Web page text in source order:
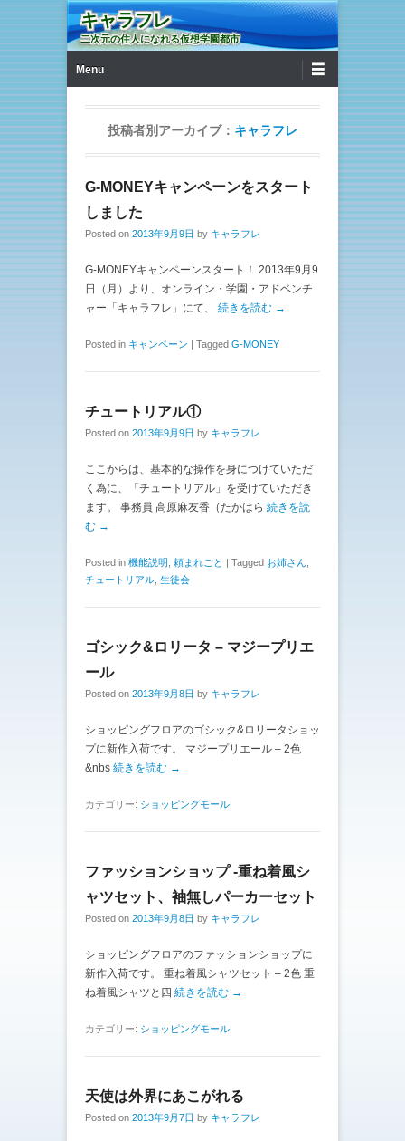
キャラフレ
二次元の住人になれる仮想学園都市
Menu
投稿者別アーカイブ： キャラフレ
G-MONEYキャンペーンをスタート
しました
Posted on 2013年9月9日 by キャラフレ
G-MONEYキャンペーンスタート！ 2013年9月9
日（月）より、オンライン・学園・アドベンチ
ャー「キャラフレ」にて、 続きを読む →
Posted in キャンペーン | Tagged G-MONEY
チュートリアル①
Posted on 2013年9月9日 by キャラフレ
ここからは、基本的な操作を身につけていただ
く為に、「チュートリアル」を受けていただき
ます。 事務員 高原麻友香（たかはら 続きを読
む →
Posted in 機能説明 頼まれごと | Tagged お姉さん
チュートリアル 生徒会
ゴシック&ロリータ – マジープリエ
ール
Posted on 2013年9月8日 by キャラフレ
ショッピングフロアのゴシック&ロリータショッ
プに新作入荷です。 マジープリエール – 2色
&nbs 続きを読む →
カテゴリー: ショッピングモール
ファッションショップ -重ね着風シ
ャツセット、袖無しパーカーセット
Posted on 2013年9月8日 by キャラフレ
ショッピングフロアのファッションショップに
新作入荷です。 重ね着風シャツセット – 2色 重
ね着風シャツと四 続きを読む →
カテゴリー: ショッピングモール
天使は外界にあこがれる
Posted on 2013年9月7日 by キャラフレ